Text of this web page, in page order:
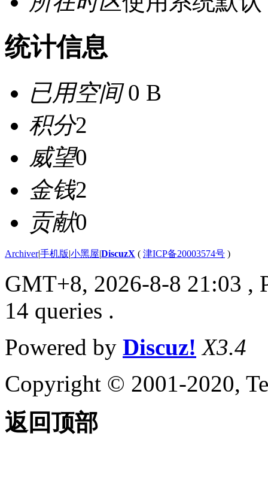
统计信息
已用空间0 B
积分2
威望0
金钱2
贡献0
Archiver|手机版|小黑屋|DiscuzX ( 津ICP备20003574号 )
GMT+8, 2026-8-8 21:03 ,
14 queries .
Powered by Discuz! X3.4
Copyright © 2001-2020,
返回顶部